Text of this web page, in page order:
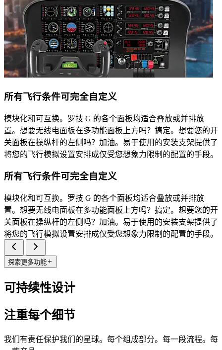
所有飞行条件可完全自定义
模块化和可互换。罗技 G 的各个面板均适合叠放或并排放
置。想要无线电面板在多功能面板上方吗？搞定。想要您的开
关面板在操纵杆的左侧吗？加油。易于使用的安装支架提供了
将您的飞行模拟设置安排成仅受您想象力限制的配置的手段。
所有飞行条件可完全自定义
模块化和可互换。罗技 G 的各个面板均适合叠放或并排放
置。想要无线电面板在多功能面板上方吗？搞定。想要您的开
关面板在操纵杆的左侧吗？加油。易于使用的安装支架提供了
将您的飞行模拟设置安排成仅受您想象力限制的配置的手段。
探索更多功能
可持续性设计
注重每个细节
我们有责任保护我们的星球。每个组成部分。每一段流程。每